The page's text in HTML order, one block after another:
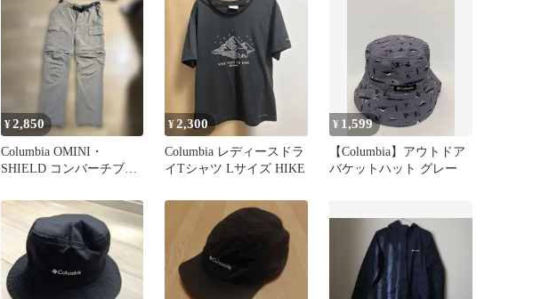
¥2,850
Columbia OMINI・
SHIELD コンバーチブル
¥2,300
Columbia レディースドラ
イTシャツ Lサイズ HIKE
¥ 1,599
【Columbia】アウトドア
バケットハット グレー